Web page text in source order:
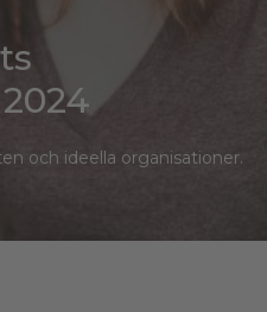
och ideella organisationer.